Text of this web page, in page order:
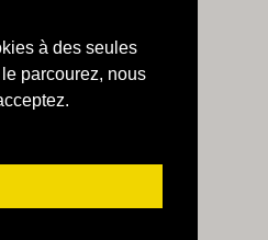
à des seules
parcourez, nous